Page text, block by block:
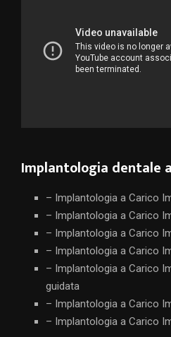
Implantologia dentale
– Implantologia a Carico
– Implantologia a Carico
– Implantologia a Carico
– Implantologia a Carico
– Implantologia a Carico
guidata
– Implantologia a Carico
– Implantologia a Carico